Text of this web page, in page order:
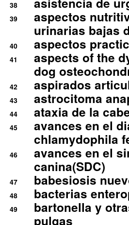
38
39
aspectos
urinarias bajas
40 aspectos
41
aspects of the
dog
42 aspirados
43 astrocitoma
44 ataxia de la
45
avances en el
chlamydophila
46
avances en el
canina(SDC)
47 babesiosis
48 bacterias
49
bartonella y
pulgas